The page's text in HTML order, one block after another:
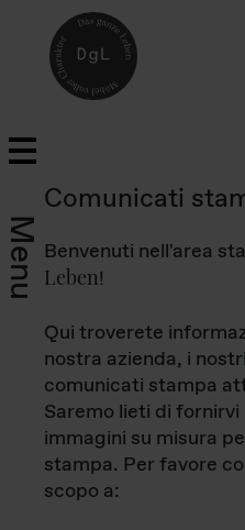
Menu
Comunicati
Benvenuti nell'area
Leben!
Qui troverete
nostra azienda, i
comunicati stampa
Saremo lieti di
immagini su misura
stampa. Per favore
scopo a: